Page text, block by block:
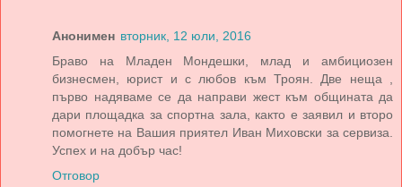
Анонимен вторник, 12 юли, 2016
Браво на Младен Мондешки, млад и амбициозен
бизнесмен, юрист и с любов към Троян. Две неща ,
първо надяваме се да направи жест към общината да
дари площадка за спортна зала, както е заявил и второ
помогнете на Вашия приятел Иван Миховски за сервиза.
Успех и на добър час!
Отговор